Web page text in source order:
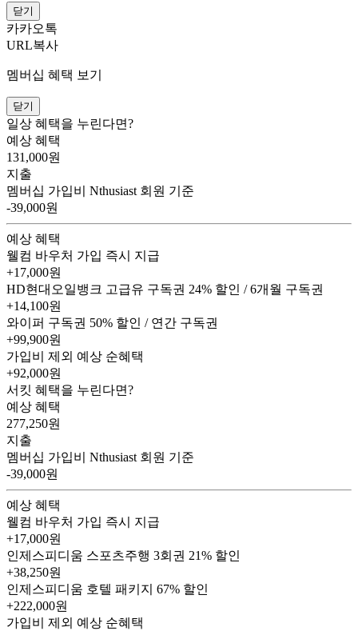
닫기
카카오톡
URL복사
멤버십 혜택 보기
닫기
일상 혜택을 누린다면?
예상 혜택
131,000원
지출
멤버십 가입비
Nthusiast 회원 기준
-39,000원
예상 혜택
웰컴 바우처 가입 즉시 지급
+17,000원
HD현대오일뱅크 고급유 구독권 24% 할인 / 6개월 구독권
+14,100원
와이퍼 구독권 50% 할인 / 연간 구독권
+99,900원
가입비 제외 예상 순혜택
+92,000원
서킷 혜택을 누린다면?
예상 혜택
277,250원
지출
멤버십 가입비
Nthusiast 회원 기준
-39,000원
예상 혜택
웰컴 바우처 가입 즉시 지급
+17,000원
인제스피디움 스포츠주행 3회권 21% 할인
+38,250원
인제스피디움 호텔 패키지 67% 할인
+222,000원
가입비 제외 예상 순혜택